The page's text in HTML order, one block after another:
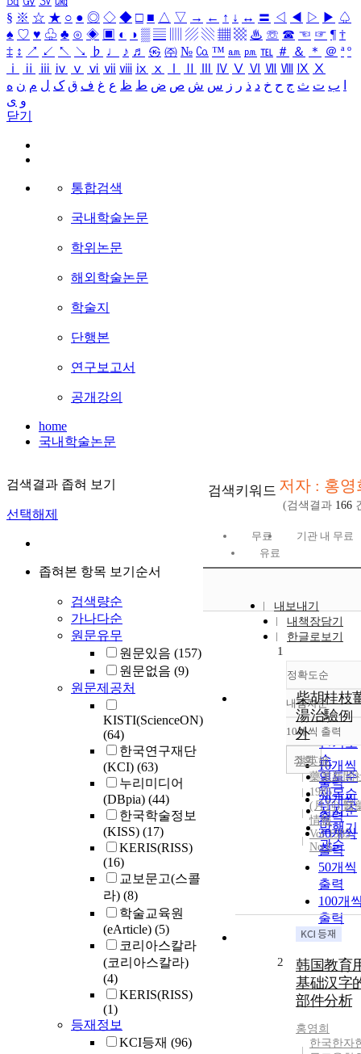
§ ※ ☆ ★ ○ ● ◎ ◇ ◆ □ ■ △ ▽ → ← ↑ ↓ ↔ 〓 ◁ ◀ ▷ ▶ ♤
♠ ♡ ♥ ♧ ♣ ⊙ ◈ ▣ ◐ ◑ ▒ ▤ ▨ ▧ ▦ ▩ ♨ ☏ ☎ ☜ ☞ ¶ †
‡ ↕ ↗ ↙ ↖ ↘ ♭ ♩ ♪ ♬ ㉿ ㈜ № ㏇ ™ ㏂ ㏘ ℡ ＃ ＆ ＊ ＠ ª º
ⅰ
ⅱ ⅲ ⅳ ⅴ ⅵ ⅶ ⅷ ⅸ ⅹ Ⅳ Ⅴ Ⅵ Ⅶ Ⅷ Ⅸ Ⅹ
ب ت ث ج ح خ د ذ ر ز س ش ص ض ط ظ ع غ ف ق ک ل م ن ه
و ی
닫기
통합검색
국내학술논문
학위논문
해외학술논문
학술지
단행본
연구보고서
공개강의
home
국내학술논문
검색결과 좁혀 보기
선택해제
좁혀본 항목 보기순서
검색량순
가나다순
원문유무
원문있음 (157)
원문없음 (9)
원문제공처
KISTI(ScienceON)
(64)
한국연구재단
(KCI) (63)
누리미디어
(DBpia) (44)
한국학술정보
(KISS) (17)
KERIS(RISS)
(16)
교보문고(스콜
라) (8)
학술교육원
(eArticle) (5)
코리아스칼라
(코리아스칼라)
(4)
KERIS(RISS)
(1)
등재정보
KCI등재 (96)
검색키워드 저자 : 홍영
(검색결과 166
무료
기관 내 무료
유료
내보내기
내책장담기
한글로보기
정확도순
정확도
순
인기도
순
연도순
제목순
저자순
발행기
관순
내림차순
내림차
10개씩 출력
10개씩
출력
20개씩
출력
30개씩
출력
50개씩
출력
100개
출력
조회
1
柴胡桂枝
湯治驗例
外
洪英姬
藥業新聞
1985
(月刊) 醫
情報
Vol.1985
No.6
2
韩国教育
基础汉字
部件分析
홍영희
한국한자